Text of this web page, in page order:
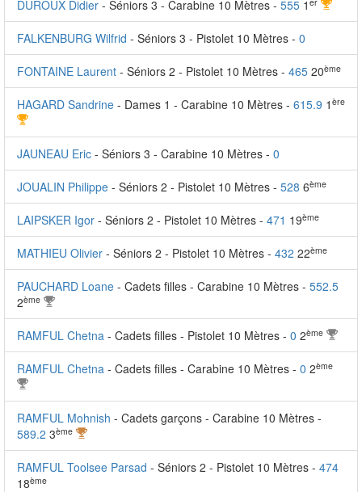
DUROUX Didier - Séniors 3 - Carabine 10 Mètres - 555 1
FALKENBURG Wilfrid - Séniors 3 - Pistolet 10 Mètres - 0
FONTAINE Laurent - Séniors 2 - Pistolet 10 Mètres - 465 20ème
HAGARD Sandrine - Dames 1 - Carabine 10 Mètres - 615.9 1 ère
JAUNEAU Eric - Séniors 3 - Carabine 10 Mètres - 0
JOUALIN Philippe - Séniors 2 - Pistolet 10 Mètres - 528 6ème
LAIPSKER Igor - Séniors 2 - Pistolet 10 Mètres - 471 19ème
MATHIEU Olivier - Séniors 2 - Pistolet 10 Mètres - 432 22ème
PAUCHARD Loane - Cadets filles - Carabine 10 Mètres - 552.5
2ème
RAMFUL Chetna - Cadets filles - Pistolet 10 Mètres - 0 2ème
RAMFUL Chetna - Cadets filles - Carabine 10 Mètres - 0 2ème
RAMFUL Mohnish - Cadets garçons - Carabine 10 Mètres -
589.2 3ème
RAMFUL Toolsee Parsad - Séniors 2 - Pistolet 10 Mètres - 474
18ème